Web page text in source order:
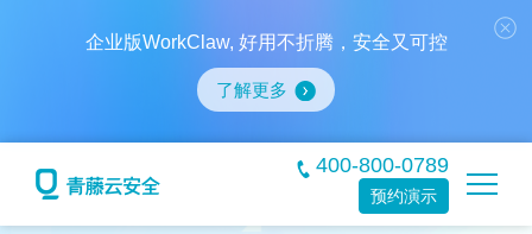
企业版WorkClaw, 好用不折腾，安全又可控
了解更多
400-800-0789
预约演示